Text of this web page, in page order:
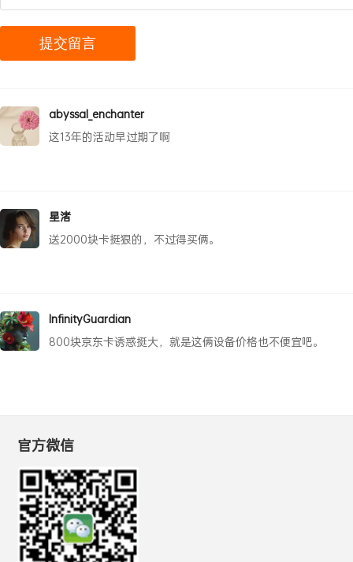
abyssal_enchanter
这13年的活动早过期了啊
星渚
送2000块卡挺狠的，不过得买俩。
InfinityGuardian
800块京东卡诱惑挺大，就是这俩设备价格也不便宜吧。
官方微信